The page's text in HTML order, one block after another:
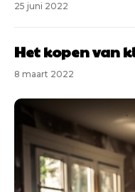
25 juni 2022
Het kopen van
8 maart 2022